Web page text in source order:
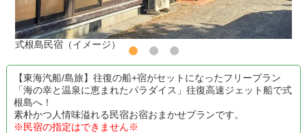
式根島民宿（イメージ）
【東海汽船/島旅】往復の船+宿がセットになったフリープラン
「海の幸と温泉に恵まれたパラダイス」往復高速ジェット船で式
根島へ！
素朴かつ人情味溢れる民宿お宿おまかせプランです。
※民宿の指定はできません※